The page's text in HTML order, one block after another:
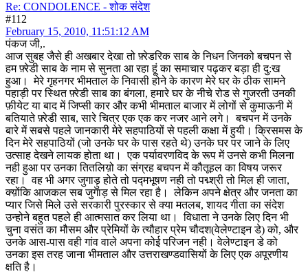
Re: CONDOLENCE - शोक संदेश
#112
February 15, 2010, 11:51:12 AM
पंकज जी,.
आज सुबह जैसे ही अखबार देखा तो फ़्रेडरिक साब के निधन जिनको बचपन से
हम फ़्रेडी साब के नाम से सुनता आ रहा हूं का समाचार पढ़कर बड़ा ही दु:ख
हुआ। मेरे गृहनगर भीमताल के निवासी होने के कारण मेरे घर के ठीक सामने
पहाड़ी पर स्थित फ़्रेडी साब का बंगला, हमारे घर के नीचे रोड से गुजरती उनकी
फ़ीयेट या बाद में जिप्सी कार और कभी भीमताल बाजार में लोगों से कुमाऊनी में
बतियाते फ़्रेडी साब, सारे चित्र एक एक कर नजर आने लगे। बचपन में उनके
बारे में सबसे पहले जानकारी मेरे सहपाठियों से पहली कक्षा में हुयी। क्रिसमस के
दिन मेरे सहपाठियों (जो उनके घर के पास रहते थे) उनके घर पर जाने के लिए
उत्साह देखने लायक होता था। एक पर्यावरणविद के रूप में उनसे कभी मिलना
नही हुआ पर उनका तितलिय़ो का संग्रह बचपन में कौतूहल का विषय जरूर
रहा। वह भी अगर जुगाड़ु होते तो पद्मभूषण नही तो पद्म्श्री तो मिल ही जाता,
क्य़ोंकि आजकल सब जुगाड़ से मिल रहा है। लेकिन अपने क्षेत्र और जनता का
प्यार जिसे मिले उसे सरकारी पुरस्कार से क्या मतलब, शायद गीता का संदेश
उन्होने बहुत पहले ही आत्मसात कर लिया था। विधाता ने उनके लिए दिन भी
चुना वसंत का मौसम और प्रेमियों के त्यौहार प्रेम चौदश(वेलेण्टाइन डे) को, और
उनके आस-पास वही गांव वाले अपना कोई परिजन नही। वेलेण्टाइन डे को
उनका इस तरह जाना भीमताल और उत्तराखण्डवासियों के लिए एक अपूरणीय
क्षति है।